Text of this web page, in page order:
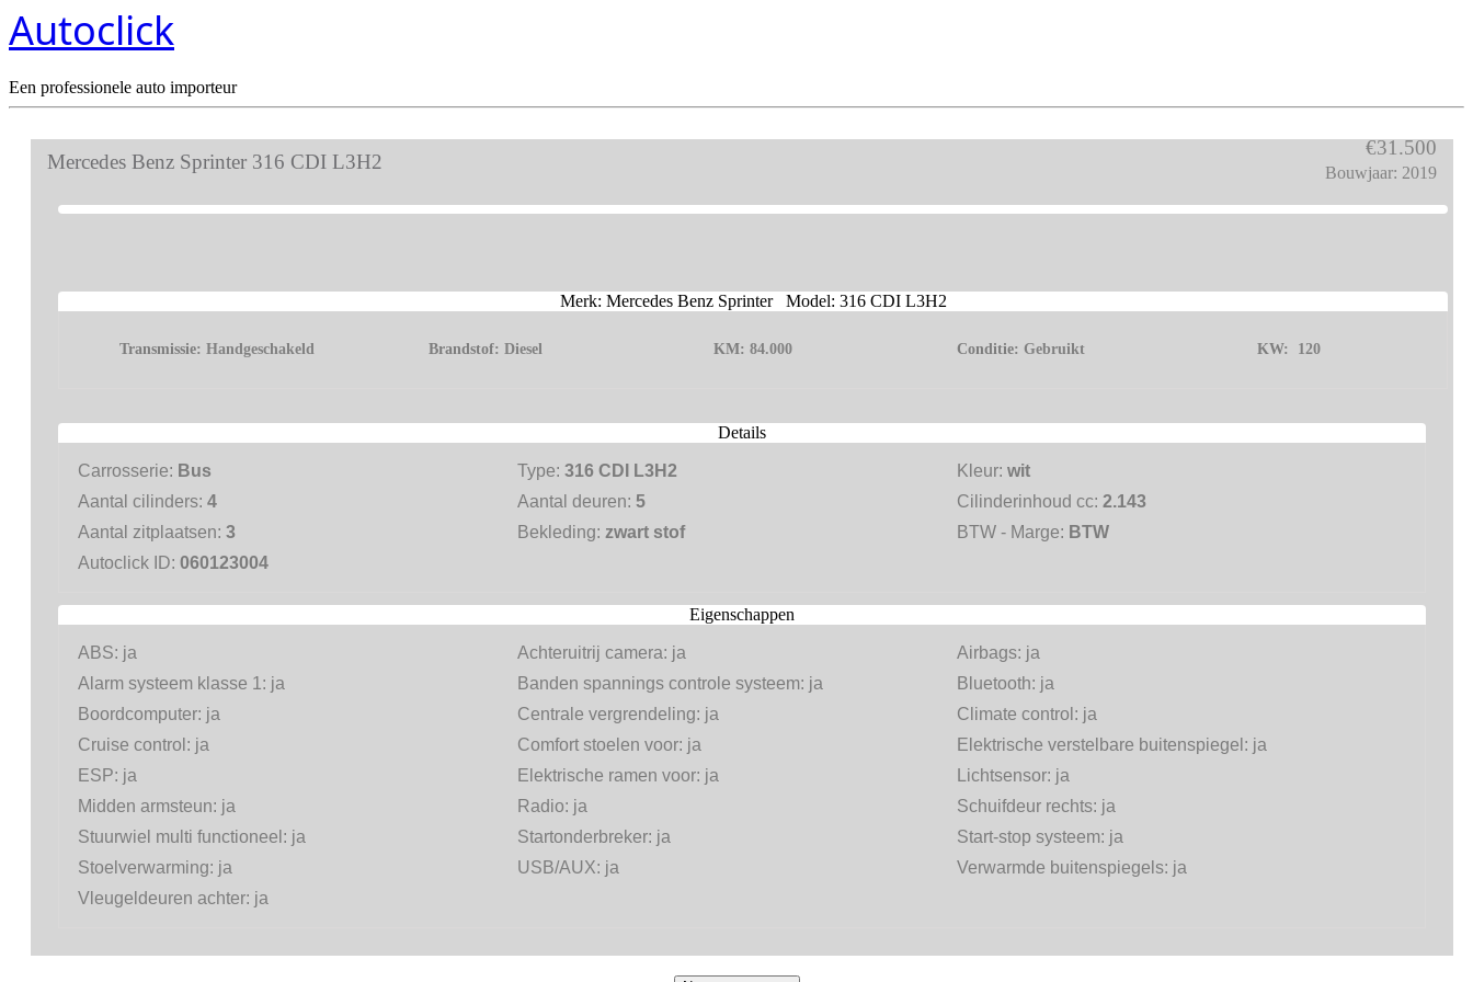
Autoclick
Een professionele auto importeur
Mercedes Benz Sprinter 316 CDI L3H2
€31.500
Bouwjaar: 2019
Merk: Mercedes Benz Sprinter Model: 316 CDI L3H2
Transmissie:Handgeschakeld Brandstof: Diesel KM: 84.000 Conditie: Gebruikt KW: 120
Details
Carrosserie: Bus Type:316 CDI L3H2 Kleur:wit
Aantal cilinders: 4 Aantal deuren:5 Cilinderinhoud cc:2.143
Aantal zitplaatsen: 3 Bekleding:zwart stof BTW - Marge: BTW
Autoclick ID: 060123004
Eigenschappen
ABS: ja Achteruitrij camera: ja Airbags: ja
Alarm systeem klasse 1: ja Banden spannings controle systeem: ja Bluetooth: ja
Boordcomputer: ja Centrale vergrendeling: ja Climate control: ja
Cruise control: ja Comfort stoelen voor: ja Elektrische verstelbare buitenspiegel: ja
ESP: ja Elektrische ramen voor: ja Lichtsensor: ja
Midden armsteun: ja Radio: ja Schuifdeur rechts: ja
Stuurwiel multi functioneel: ja Startonderbreker: ja Start-stop systeem: ja
Stoelverwarming: ja USB/AUX: ja Verwarmde buitenspiegels: ja
Vleugeldeuren achter: ja